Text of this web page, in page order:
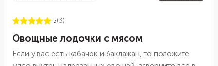
5(3)
Овощные лодочки с мясом
Если у вас есть кабачок и баклажан, то положите